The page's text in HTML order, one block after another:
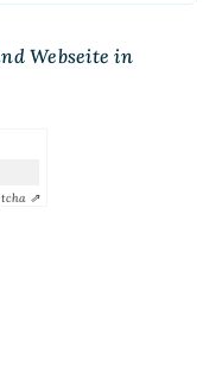
Webseite in
⇗